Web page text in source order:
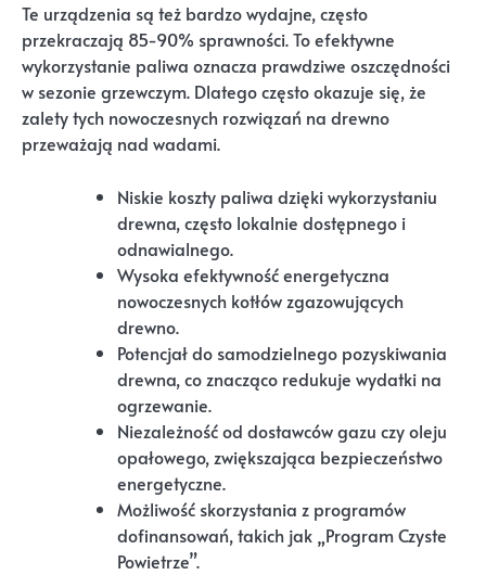
Te urządzenia są też bardzo wydajne, często
przekraczają 85-90% sprawności. To efektywne
wykorzystanie paliwa oznacza prawdziwe oszczędności
w sezonie grzewczym. Dlatego często okazuje się, że
zalety tych nowoczesnych rozwiązań na drewno
przeważają nad wadami.
Niskie koszty paliwa dzięki wykorzystaniu
drewna, często lokalnie dostępnego i
odnawialnego.
Wysoka efektywność energetyczna
nowoczesnych kotłów zgazowujących
drewno.
Potencjał do samodzielnego pozyskiwania
drewna, co znacząco redukuje wydatki na
ogrzewanie.
Niezależność od dostawców gazu czy oleju
opałowego, zwiększająca bezpieczeństwo
energetyczne.
Możliwość skorzystania z programów
dofinansowań, takich jak „Program Czyste
Powietrze”.